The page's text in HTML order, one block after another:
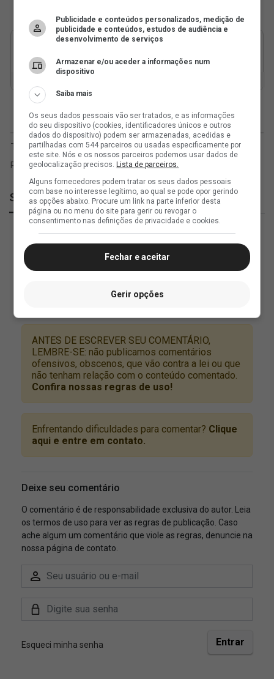
SuperVasco
Publicidade e conteúdos personalizados, medição de
publicidade e conteúdos, estudos de audiência e
desenvolvimento de serviços
Armazenar e/ou aceder a informações num
dispositivo
Saiba mais
Os seus dados pessoais vão ser tratados, e as informações
do seu dispositivo (cookies, identificadores únicos e outros
dados do dispositivo) podem ser armazenadas, acedidas e
partilhadas com 544 parceiros ou usadas especificamente por
este site. Nós e os nossos parceiros podemos usar dados de
geolocalização precisos. Lista de parceiros.
Alguns fornecedores podem tratar os seus dados pessoais
com base no interesse legítimo, ao qual se pode opor gerindo
as opções abaixo. Procure um link na parte inferior desta
página ou no menu do site para gerir ou revogar o
consentimento nas definições de privacidade e cookies.
Fechar e aceitar
Gerir opções